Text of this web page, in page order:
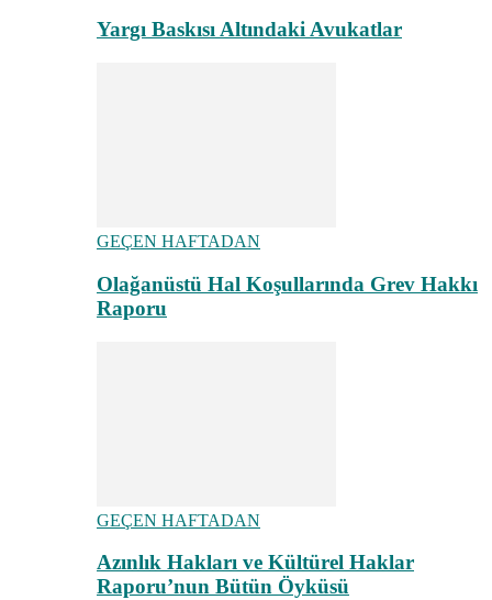
Yargı Baskısı Altındaki Avukatlar
GEÇEN HAFTADAN
Olağanüstü Hal Koşullarında Grev Hakkı
Raporu
GEÇEN HAFTADAN
Azınlık Hakları ve Kültürel Haklar
Raporu’nun Bütün Öyküsü